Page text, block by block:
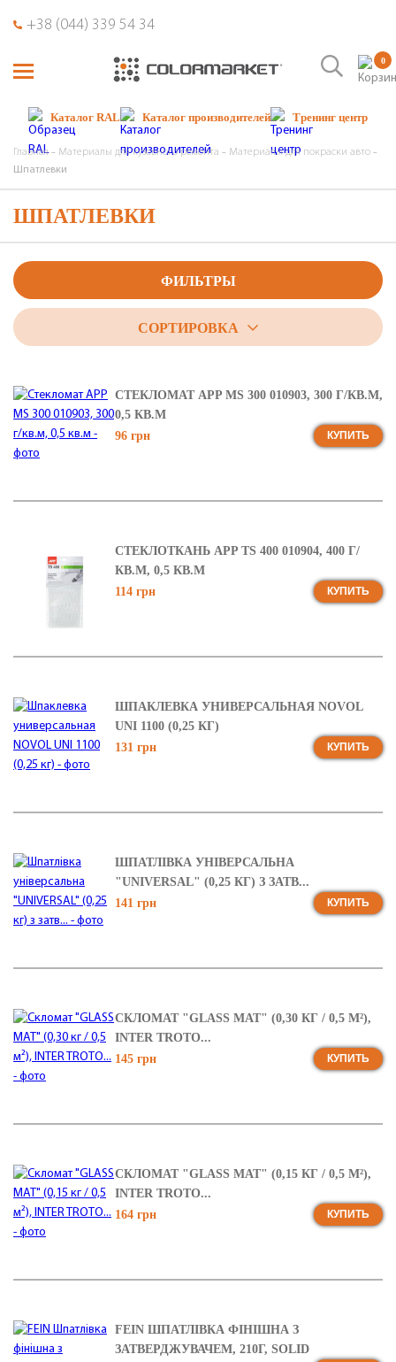
+38 (044) 339 54 34
0
Каталог RAL Каталог производителей Тренинг центр
Главная Материалы для кузовного ремонта
Материалы для покраски авто
Шпатлевки
ШПАТЛЕВКИ
ФИЛЬТРЫ
СОРТИРОВКА
СТЕКЛОМАТ APP MS 300 010903, 300 Г/КВ.М,
0,5 КВ.М
96 грн
КУПИТЬ
СТЕКЛОТКАНЬ APP TS 400 010904, 400 Г/
КВ.М, 0,5 КВ.М
114 грн
КУПИТЬ
ШПАКЛЕВКА УНИВЕРСАЛЬНАЯ NOVOL
UNI 1100 (0,25 КГ)
131 грн
КУПИТЬ
ШПАТЛІВКА УНІВЕРСАЛЬНА
"UNIVERSAL" (0,25 КГ) З ЗАТВ...
141 грн
КУПИТЬ
СКЛОМАТ "GLASS MAT" (0,30 КГ / 0,5 М²),
INTER TROTO...
145 грн
КУПИТЬ
СКЛОМАТ "GLASS MAT" (0,15 КГ / 0,5 М²),
INTER TROTO...
164 грн
КУПИТЬ
FEIN ШПАТЛІВКА ФІНІШНА З
ЗАТВЕРДЖУВАЧЕМ, 210Г, SOLID